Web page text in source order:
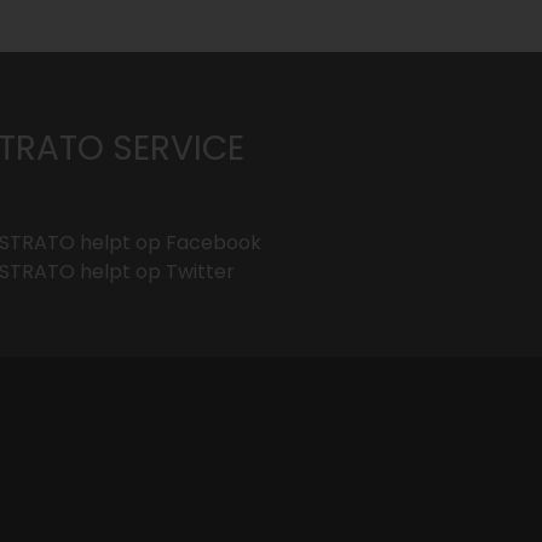
SERVICE
helpt op Facebook
helpt op Twitter